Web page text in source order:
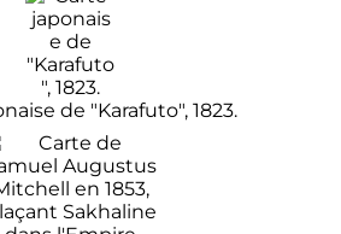
de "Karafuto", 1823.